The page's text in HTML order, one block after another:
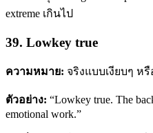
extreme เกินไป
39. Lowkey true
ความหมาย: จริงแบบเงียบๆ ห
ตัวอย่าง: “Lowkey true. The
emotional work.”